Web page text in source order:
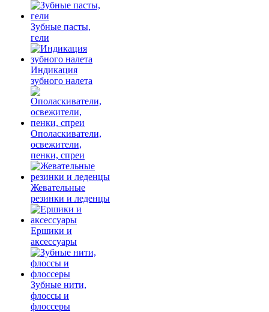
Зубные пасты,
гели
Индикация
зубного налета
Ополаскиватели,
освежители,
пенки, спреи
Жевательные
резинки и леденцы
Ершики и
аксессуары
Зубные нити,
флоссы и
флоссеры